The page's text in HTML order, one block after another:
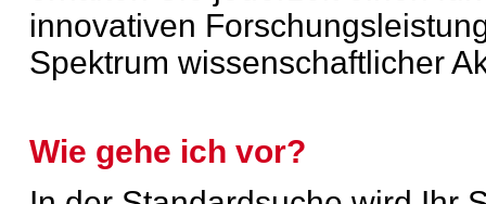
innovativen
Spektrum wissenschaftlicher
Wie gehe ich vor?